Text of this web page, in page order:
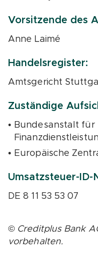
Vorsitzende des
Anne Laimé
Handelsregister:
Amtsgericht
Zuständige
Bundesanstalt für
Europäische
Umsatzsteuer-ID-
DE 8 11 53 53 07
© Creditplus Bank
vorbehalten.